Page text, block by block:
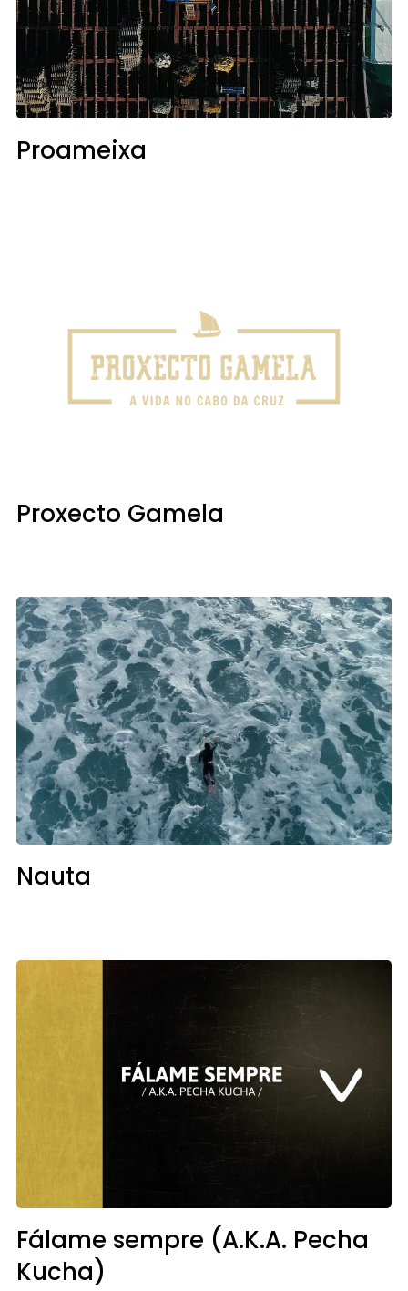
Proameixa
Proxecto Gamela
Nauta
Fálame sempre (A.K.A. Pecha
Kucha)